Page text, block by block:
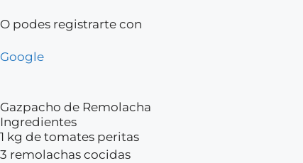
O podes registrarte con
Google
Gazpacho de Remolacha
Ingredientes
1 kg de tomates peritas
3 remolachas cocidas